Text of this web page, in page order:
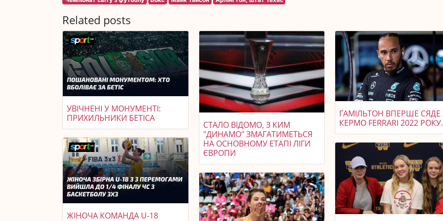
Related posts
УВІЧНЕНІ У МОНУМЕНТІ:
ПРИХИЛЬНИКИ БЕТІСА
ЖІНОЧА КОМАНДА U-18
СТАЛО ВІДОМО, З КИМ
"ДИНАМО" ЗМАГАТИМЕТЬСЯ
НА ОСНОВНОМУ ЕТАПІ ЛІГИ
ЄВРОПИ
ГАМІЛЬТОН ВПЕРШЕ СЯДЕ
КЕРМО FERRARI 2022 РОКУ.